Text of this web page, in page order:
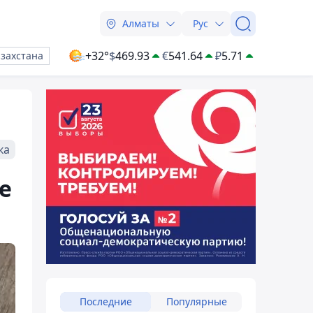
Алматы Рус
+32°$469.93 €541.64 ₽5.71
Последние Популярные